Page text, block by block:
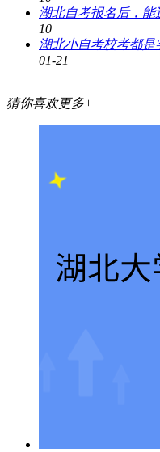
湖北自考报名后，
10
湖北小自考校考都
01-21
猜你喜欢更多+